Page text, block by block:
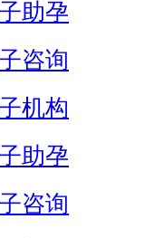
助孕
咨询
机构
助孕
咨询